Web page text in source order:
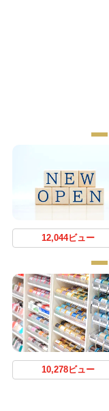
12,044ビュー
10,278ビュー